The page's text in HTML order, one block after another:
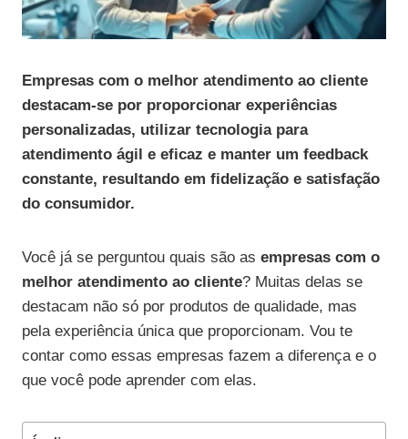
Empresas com o melhor atendimento ao cliente
destacam-se por proporcionar experiências
personalizadas, utilizar tecnologia para
atendimento ágil e eficaz e manter um feedback
constante, resultando em fidelização e satisfação
do consumidor.
Você já se perguntou quais são as empresas com o
melhor atendimento ao cliente? Muitas delas se
destacam não só por produtos de qualidade, mas
pela experiência única que proporcionam. Vou te
contar como essas empresas fazem a diferença e o
que você pode aprender com elas.